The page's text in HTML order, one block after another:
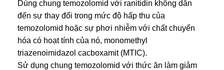
Dùng chung temozolomid với ranitidin không dẫn
đến sự thay đổi trong mức độ hấp thu của
temozolomid hoặc sự phơi nhiễm với chất chuyển
hóa có hoạt tính của nó, monomethyl
triazenoimidazol cacboxamit (MTIC).
Sử dụng chung temozolomid với thức ăn làm giảm